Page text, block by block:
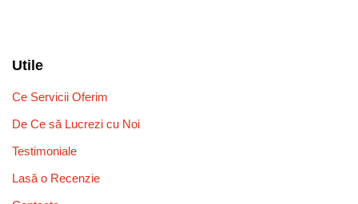
Utile
Ce Servicii Oferim
De Ce să Lucrezi cu Noi
Testimoniale
Lasă o Recenzie